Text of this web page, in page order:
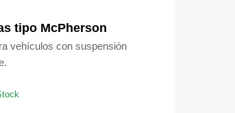
tipo McPherson
vehículos con suspensión